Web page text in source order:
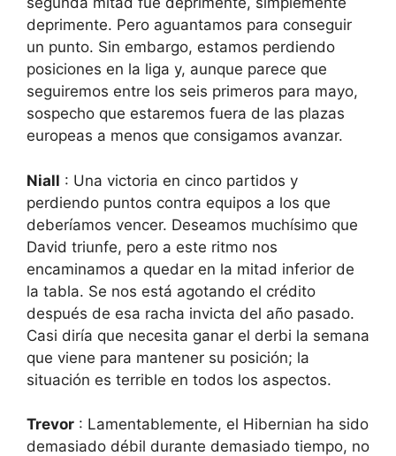
deprimente. Pero aguantamos para conseguir
un punto. Sin embargo, estamos perdiendo
posiciones en la liga y, aunque parece que
seguiremos entre los seis primeros para mayo,
sospecho que estaremos fuera de las plazas
europeas a menos que consigamos avanzar.
Niall : Una victoria en cinco partidos y
perdiendo puntos contra equipos a los que
deberíamos vencer. Deseamos muchísimo que
David triunfe, pero a este ritmo nos
encaminamos a quedar en la mitad inferior de
la tabla. Se nos está agotando el crédito
después de esa racha invicta del año pasado.
Casi diría que necesita ganar el derbi la semana
que viene para mantener su posición; la
situación es terrible en todos los aspectos.
Trevor : Lamentablemente, el Hibernian ha sido
demasiado débil durante demasiado tiempo, no